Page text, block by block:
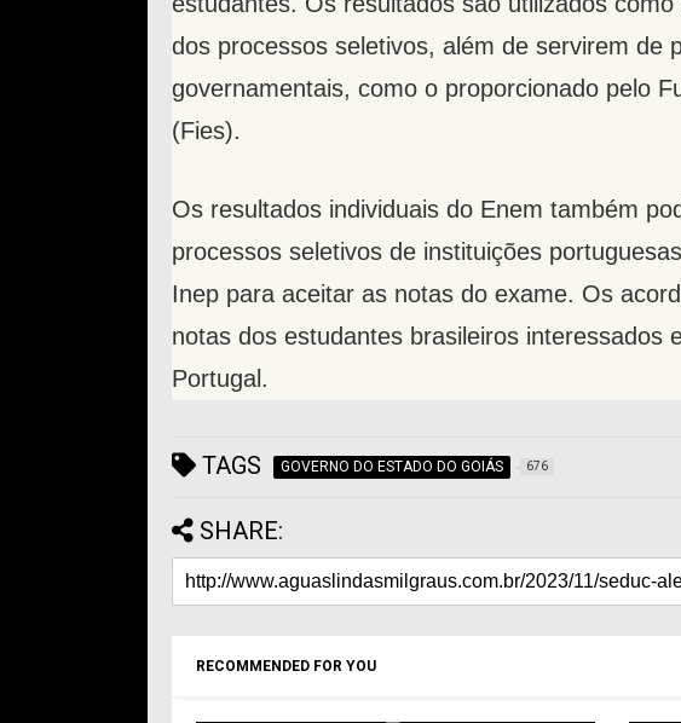
dos processos seletivos, além de servirem de
governamentais, como o proporcionado pelo
(Fies).
Os resultados individuais do Enem também
processos seletivos de instituições
Inep para aceitar as notas do exame. Os
notas dos estudantes brasileiros interessados
Portugal.
TAGS GOVERNO DO ESTADO DO GOIÁS 676
SHARE:
RECOMMENDED FOR YOU